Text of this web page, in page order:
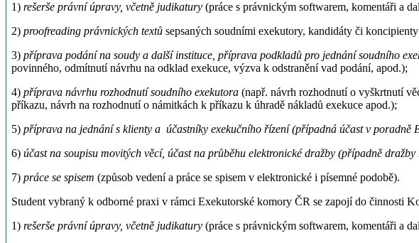
1) rešerše právní úpravy, včetně judikatury (práce s právnickým softwarem, komentáři a
2) proofreading právnických textů sepsaných soudními exekutory, kandidáty či
3) příprava podání na soudy a další instituce, příprava podkladů pro jednání soudního
povinného, odmítnutí návrhu na odklad exekuce, výzva k odstranění vad podání, apod.);
4) příprava návrhu rozhodnutí soudního exekutora (např. návrh rozhodnutí o vyškrtnutí
příkazu, návrh na rozhodnutí o námitkách k příkazu k úhradě nákladů exekuce apod.);
5) příprava na jednání s klienty a účastníky exekučního řízení (případná účast v poradně
6) účast na soupisu movitých věcí, účast na průběhu elektronické dražby (případně dražby
7) práce se spisem (způsob vedení a práce se spisem v elektronické i písemné podobě).
Student vybraný k odborné praxi v rámci Exekutorské komory ČR se zapojí do činnosti
1) rešerše právní úpravy, včetně judikatury (práce s právnickým softwarem, komentáři a